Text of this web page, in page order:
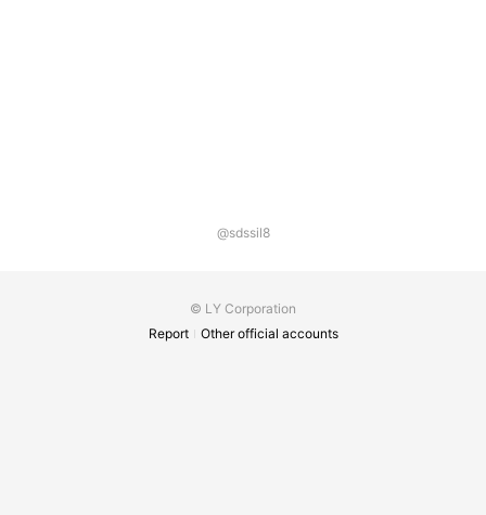
@sdssil8
© LY Corporation
Report
Other official accounts